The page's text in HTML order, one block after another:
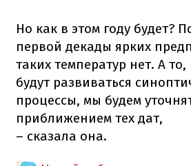
Но как в этом году будет?
первой декады ярких
таких температур нет. А
будут развиваться
процессы, мы будем
приближением тех дат,
– сказала она.